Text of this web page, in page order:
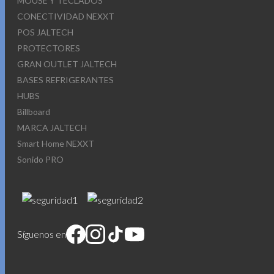
CONECTIVIDAD NEXXT
POS JALTECH
PROTECTORES
GRAN OUTLET JALTECH
BASES REFRIGERANTES
HUBS
Billboard
MARCA JALTECH
Smart Home NEXXT
Sonido PRO
Síguenos en